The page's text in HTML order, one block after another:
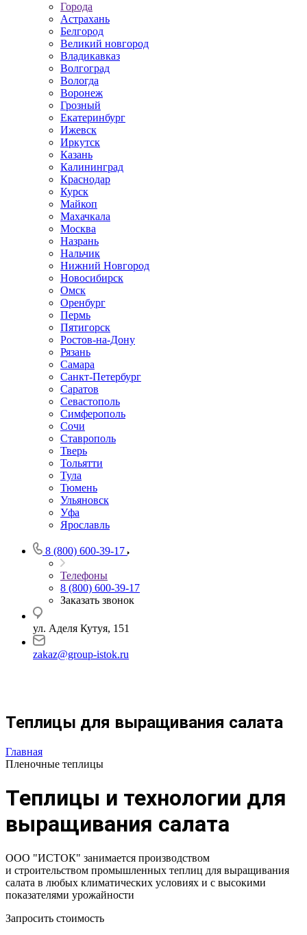
Города
Астрахань
Белгород
Великий новгород
Владикавказ
Волгоград
Вологда
Воронеж
Грозный
Екатеринбург
Ижевск
Иркутск
Казань
Калининград
Краснодар
Курск
Майкоп
Махачкала
Москва
Назрань
Нальчик
Нижний Новгород
Новосибирск
Омск
Оренбург
Пермь
Пятигорск
Ростов-на-Дону
Рязань
Самара
Санкт-Петербург
Саратов
Севастополь
Симферополь
Сочи
Ставрополь
Тверь
Тольятти
Тула
Тюмень
Ульяновск
Уфа
Ярославль
8 (800) 600-39-17
Телефоны
8 (800) 600-39-17
Заказать звонок
ул. Аделя Кутуя, 151
zakaz@group-istok.ru
Теплицы для выращивания салата
Главная
Пленочные теплицы
Теплицы и технологии для
выращивания салата
ООО "ИСТОК" занимается производством
и строительством промышленных теплиц для выращивания
салата в любых климатических условиях и с высокими
показателями урожайности
Запросить стоимость